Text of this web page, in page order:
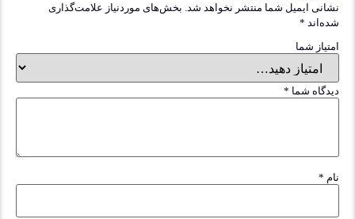
ایمیل شما منتشر نخواهد شد. بخش‌های موردنیاز علامت‌گذاری
*
شما
شما*